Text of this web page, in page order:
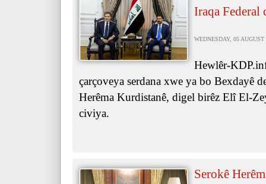
Iraqa Federal
WEDNESDAY, 05 AUGUST
Hewlêr-
çarçoveya serdana xwe ya bo Bexdayê
Herêma Kurdistanê, digel birêz Elî El-
civiya.
Serokê